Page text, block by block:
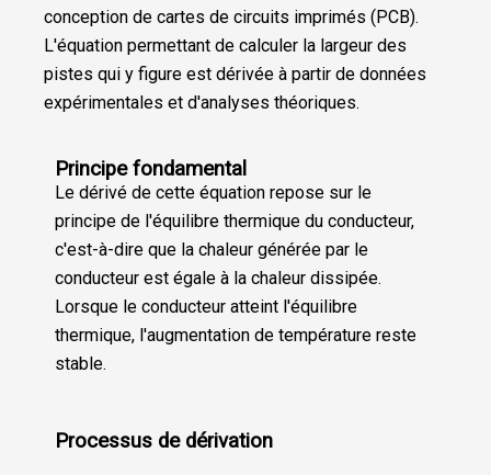
conception de cartes de circuits imprimés (PCB).
L'équation permettant de calculer la largeur des
pistes qui y figure est dérivée à partir de données
expérimentales et d'analyses théoriques.
Principe fondamental
Le dérivé de cette équation repose sur le
principe de l'équilibre thermique du conducteur,
c'est-à-dire que la chaleur générée par le
conducteur est égale à la chaleur dissipée.
Lorsque le conducteur atteint l'équilibre
thermique, l'augmentation de température reste
stable.
Processus de dérivation